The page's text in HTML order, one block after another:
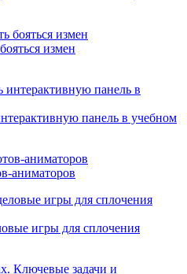
измен
панель в учебном
аниматоров
игры для сплочения